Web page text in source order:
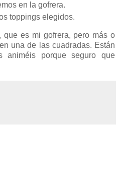
en la gofrera.
toppings elegidos.
que es mi gofrera, pero más o
una de las cuadradas. Están
animéis porque seguro que